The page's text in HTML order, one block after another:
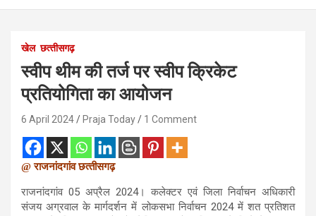
खेल छत्‍तीसगढ़
स्वीप थीम की तर्ज पर स्वीप क्रिकेट
प्रतियोगिता का आयोजन
6 April 2024 Praja Today 1 Comment
@ राजनांदगांव छत्तीसगढ़
राजनांदगांव 05 अप्रैल 2024। कलेक्टर एवं जिला निर्वाचन अधिकारी
संजय अग्रवाल के मार्गदर्शन में लोकसभा निर्वाचन 2024 में शत प्रतिशत